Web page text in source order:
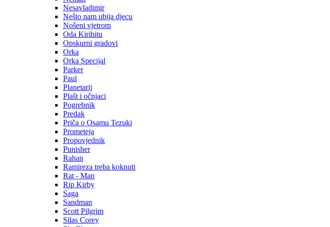
Nesavladimir
Nešto nam ubija djecu
Nošeni vjetrom
Oda Kirihitu
Opskurni gradovi
Orka
Orka Specijal
Parker
Paul
Planetarij
Plašt i očnjaci
Pogrebnik
Predak
Priča o Osamu Tezuki
Prometeja
Propovjednik
Punisher
Rahan
Ramireza treba koknuti
Rat - Man
Rip Kirby
Saga
Sandman
Scott Pilgrim
Silas Corey